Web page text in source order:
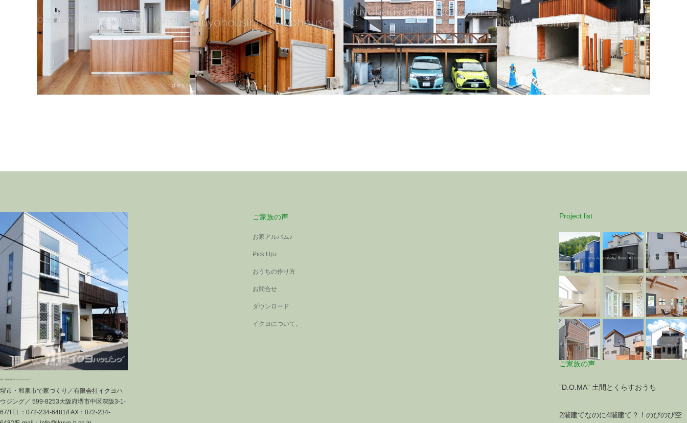
お洒落な二世帯、こちらは親御さまのおうちで
す。扉や建具は色味をグレイッシュ調に統一さ
れ、木のぬくもりの配分も絶妙なH様邸です!
(^^)!
外観に木材をたっぷり使用したおうち。Hさ
違うお部屋づくり。
別棟にてご両親とお隣同士。レンガとウッドデ
つ共通素材があることでテイストの違うおうち
がいっそう素敵に響きあいます
ご家族の声
お家アルバム♪
Pick Up♪
おうちの作り方
お問合せ
ダウンロード
イクヨについて。
Project list
ご家族の声
”D.O.MA” 土間とくらすおうち
2階建てなのに4階建て？！のびのび空
堺市・和泉市の家づくりはイクヨハウジング
堺市・和泉市で家づくり／有限会社イクヨハ
ウジング／ 599-8253大阪府堺市中区深阪3-1-
67/TEL：072-234-6481/FAX：072-234-